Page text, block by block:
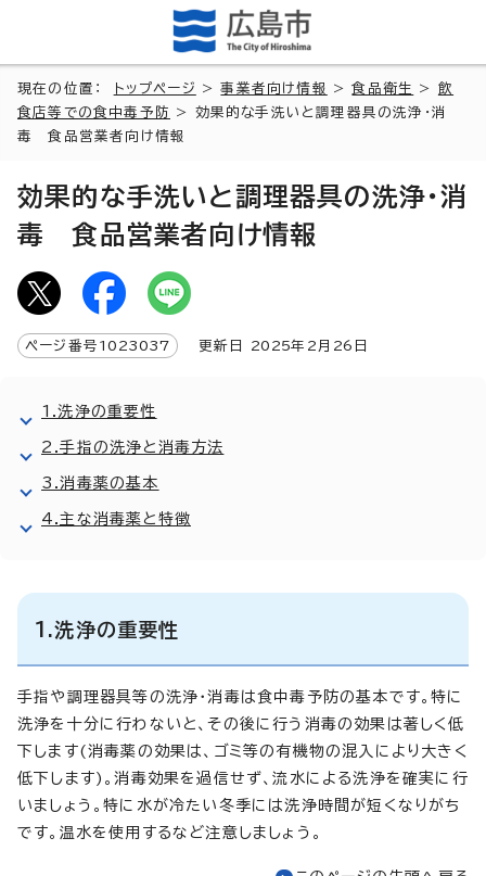
現在の位置： トップページ >事業者向け情報 >食品衛生 > 飲
食店等での食中毒予防
> 効果的な手洗いと調理器具の洗浄・消
毒 食品営業者向け情報
効果的な手洗いと調理器具の洗浄・消
毒 食品営業者向け情報
ページ番号 1023037 更新日 2025年2月 26 日
1.洗浄の重要性
2.手指の洗浄と消毒方法
3.消毒薬の基本
4.主な消毒薬と特徴
1.洗浄の重要性
手指や調理器具等の洗浄・消毒は食中毒予防の基本です。特に
洗浄を十分に行わないと、その後に行う消毒の効果は著しく低
下します(消毒薬の効果は、ゴミ等の有機物の混入により大きく
低下します)。消毒効果を過信せず、流水による洗浄を確実に行
いましょう。特に水が冷たい冬季には洗浄時間が短くなりがち
です。温水を使用するなど注意しましょう。